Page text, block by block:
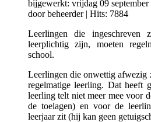
bijgewerkt: vrijdag 09 september
door beheerder| Hits: 7884
Leerlingen die
leerplichtig zijn, moeten
school.
Leerlingen die onwettig afwezig
regelmatige leerling. Dat heeft
leerling telt niet meer mee voor
de toelagen) en voor de
leerjaar zit (hij kan geen